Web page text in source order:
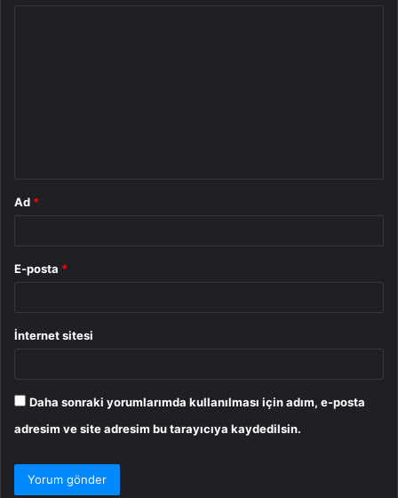
Ad *
E-posta *
İnternet sitesi
Daha sonraki yorumlarımda kullanılması için adım, e-posta
adresim ve site adresim bu tarayıcıya kaydedilsin.